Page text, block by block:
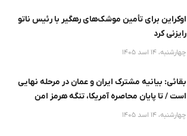
اوکراین برای تأمین موشک‌های رهگیر با رئیس ناتو
رایزنی کرد
چهارشنبه، 14 اسد 1405
بقائی: بیانیه مشترک ایران و عمان در مرحله نهایی
است / تا پایان محاصره آمریکا، تنگه هرمز امن
نخواهد
چهارشنبه، 14 اسد 1405